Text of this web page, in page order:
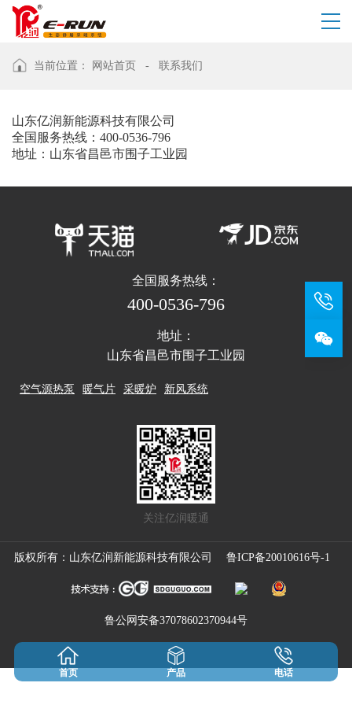
当前位置： 网站首页 - 联系我们
山东亿润新能源科技有限公司
全国服务热线：400-0536-796
地址：山东省昌邑市围子工业园
全国服务热线：
400-0536-796
地址：
山东省昌邑市围子工业园
空气源热泵 暖气片 采暖炉 新风系统
关注亿润暖通
版权所有：山东亿润新能源科技有限公司 鲁ICP备20010616号-1
鲁公网安备37078602370944号
首页 产品 电话